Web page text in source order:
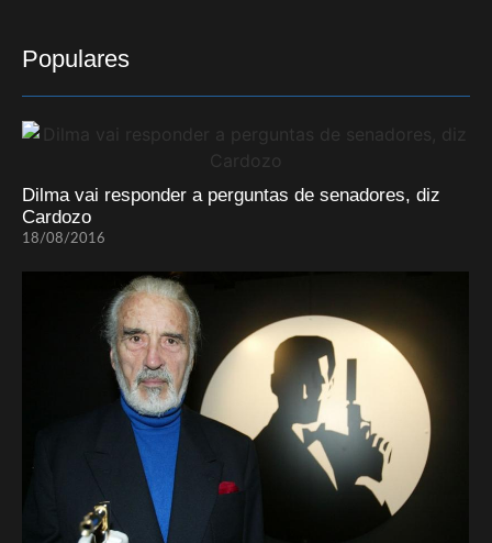
Populares
Dilma vai responder a perguntas de senadores, diz
Cardozo
18/08/2016